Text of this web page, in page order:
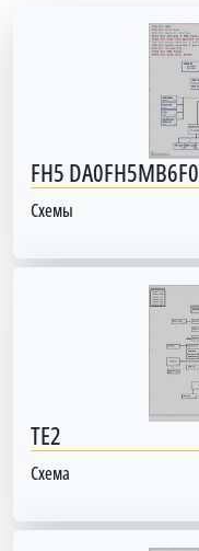
FH5 DA0FH5MB6F0
Схемы
TE2
Схема